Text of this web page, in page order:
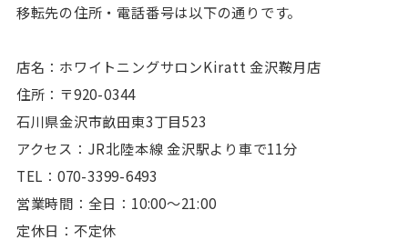
移転先の住所・電話番号は以下の通りです。
店名：ホワイトニングサロンKiratt 金沢鞍月店
住所：〒920-0344
石川県金沢市畝田東3丁目523
アクセス：JR北陸本線 金沢駅より車で11分
TEL：070-3399-6493
営業時間：全日：10:00〜21:00
定休日：不定休